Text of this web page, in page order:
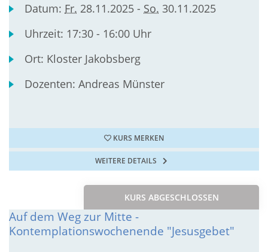
Datum: Fr. 28.11.2025 - So. 30.11.2025
Uhrzeit: 17:30 - 16:00 Uhr
Ort: Kloster Jakobsberg
Dozenten:Andreas Münster
KURS MERKEN
WEITERE DETAILS
KURS ABGESCHLOSSEN
Auf dem Weg zur Mitte -
Kontemplationswochenende "Jesusgebet"